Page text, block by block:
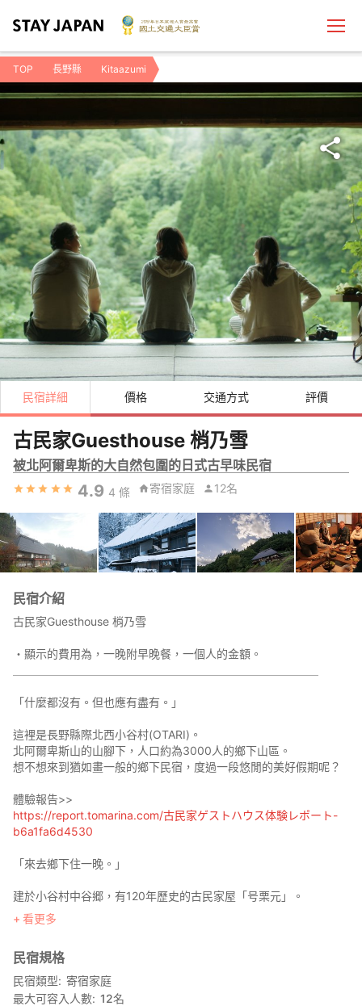
TOP 長野縣 Kitaazumi
民宿詳細 價格 交通方式 評價
古民家Guesthouse 梢乃雪
被北阿爾卑斯的大自然包圍的日式古早味民宿
4.9 4 條 寄宿家庭 12名
民宿介紹
古民家Guesthouse 梢乃雪
・顯示的費用為，一晚附早晚餐，一個人的金額。
「什麼都沒有。但也應有盡有。」
這裡是長野縣際北西小谷村(OTARI)。
北阿爾卑斯山的山腳下，人口約為3000人的鄉下山區。
想不想來到猶如畫一般的鄉下民宿，度過一段悠閒的美好假期呢？
體驗報告>>
https://report.tomarina.com/古民家ゲストハウス体験レポート-
b6a1fa6d4530
「來去鄉下住一晚。」
建於小谷村中谷郷，有120年歷史的古民家屋「号栗元」。
在2011年時開始開放為民宿。
這裡就像是您的第二個家，所以也不會有像一般旅館一樣的客人服
務。
希望您在這裡會有「回家」的感覺。
看更多
民宿規格
民宿類型
寄宿家庭
最大可容入人數 12名